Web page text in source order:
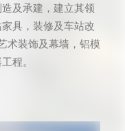
及承建，建立其领
具，装修及车站改
术装饰及幕墙，铝模
程。